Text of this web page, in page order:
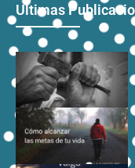
Ultimas